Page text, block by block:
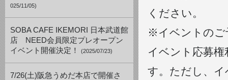
025/11/05)
SOBA CAFE IKEMORI 日本武道館
店 NEED会員限定プレオープン
イベント開催決定！
(2025/07/23)
7/26(土)阪急うめだ本店で開催さ
ください。
※イベントのご
イベント応募
す。ただし、